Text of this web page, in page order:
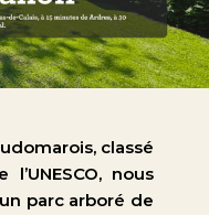
classé
nous
parc arboré de